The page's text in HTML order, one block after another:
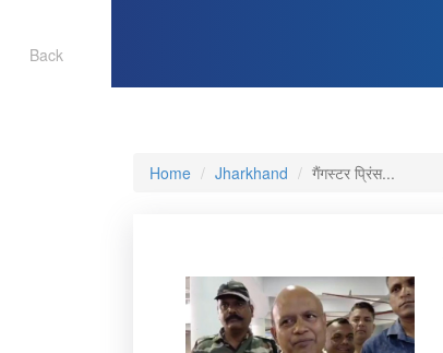
Back
Home Jharkhand गैंगस्टर प्रिंस...